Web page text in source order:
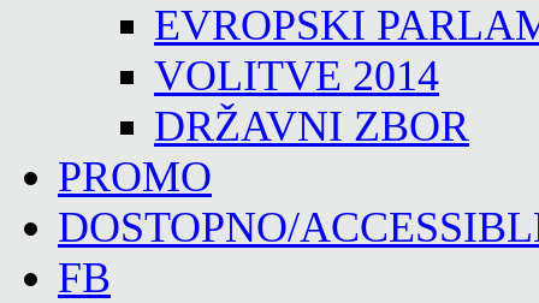
EVROPSKI
VOLITVE 2014
DRŽAVNI ZBOR
PROMO
DOSTOPNO/
FB